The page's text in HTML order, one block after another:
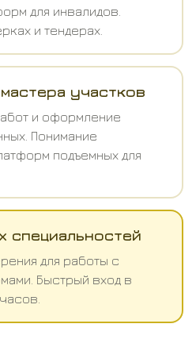
для инвалидов.
и тендерах.
участков
и оформление
Понимание
подъемных для
специальностей
для работы с
Быстрый вход в